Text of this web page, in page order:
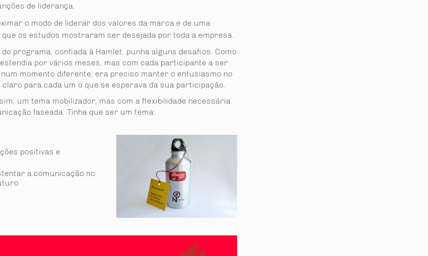
de liderança.
o modo de liderar dos valores da marca e de uma
os estudos mostraram ser desejada por toda a empresa.
programa, confiada à Hamlet, punha alguns desafios. Como
por vários meses, mas com cada participante a ser
momento diferente, era preciso manter o entusiasmo no
claro para cada um o que se esperava da sua participação.
um tema mobilizador, mas com a flexibilidade necessária
faseada. Tinha que ser um tema:
positivas e
a comunicação no